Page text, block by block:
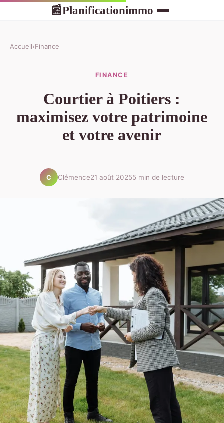
📰Planificationimmo
Accueil›Finance
FINANCE
Courtier à Poitiers :
maximisez votre patrimoine
et votre avenir
C Clémence21 août 20255 min de lecture